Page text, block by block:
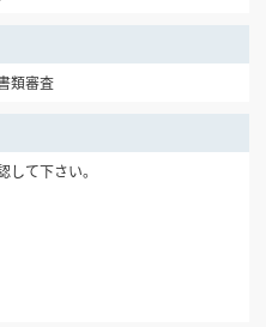
類審査
て下さい。